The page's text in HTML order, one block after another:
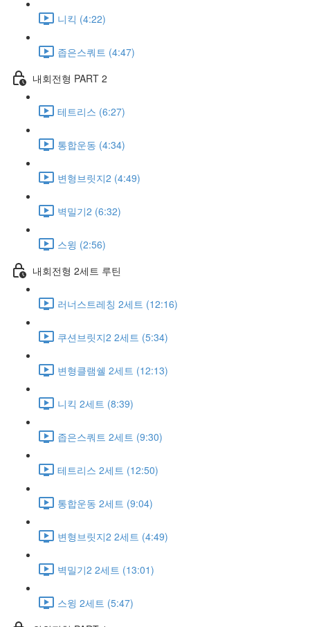
니킥 (4:22)
좁은스쿼트 (4:47)
내회전형 PART 2
테트리스 (6:27)
통합운동 (4:34)
변형브릿지2 (4:49)
벽밀기2 (6:32)
스윙 (2:56)
내회전형 2세트 루틴
러너스트레칭 2세트 (12:16)
쿠션브릿지2 2세트 (5:34)
변형클램쉘 2세트 (12:13)
니킥 2세트 (8:39)
좁은스쿼트 2세트 (9:30)
테트리스 2세트 (12:50)
통합운동 2세트 (9:04)
변형브릿지2 2세트 (4:49)
벽밀기2 2세트 (13:01)
스윙 2세트 (5:47)